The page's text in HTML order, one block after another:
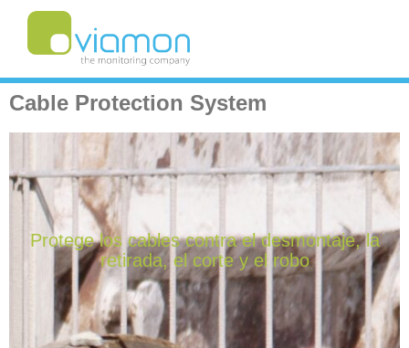
Cable Protection System
Protege los cables contra el desmontaje, la
retirada, el corte y el robo